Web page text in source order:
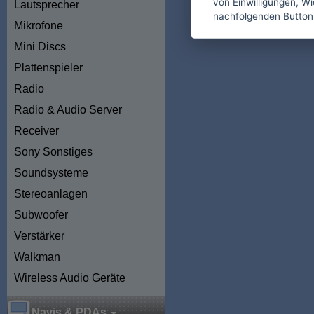
Lautsprecher
Mikrofone
Mini Discs
Plattenspieler
Radio
Radio & Audio Server
Receiver
Sony Sonstiges
Soundsysteme
Stereoanlagen
Subwoofer
Verstärker
Walkman
Wireless Audio Geräte
nachfolgenden